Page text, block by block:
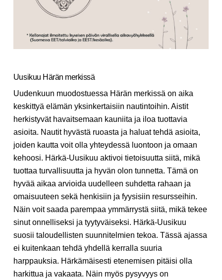
Uusikuu Härän merkissä
Uudenkuun muodostuessa Härän merkissä on aika
keskittyä elämän yksinkertaisiin nautintoihin. Aistit
herkistyvät havaitsemaan kauniita ja iloa tuottavia
asioita. Nautit hyvästä ruoasta ja haluat tehdä asioita,
joiden kautta voit olla yhteydessä luontoon ja omaan
kehoosi. Härkä-Uusikuu aktivoi tietoisuutta siitä, mikä
tuottaa turvallisuutta ja hyvän olon tunnetta. Tämä on
hyvää aikaa arvioida uudelleen suhdetta rahaan ja
omaisuuteen sekä henkisiin ja fyysisiin resursseihin.
Näin voit saada parempaa ymmärrystä siitä, mikä tekee
sinut onnelliseksi ja tyytyväiseksi. Härkä-Uusikuu
suosii taloudellisten suunnitelmien tekoa. Tässä ajassa
ei kuitenkaan tehdä yhdellä kerralla suuria
harppauksia. Härkämäisesti etenemisen pitäisi olla
harkittua ja vakaata. Näin myös pysyvyys on